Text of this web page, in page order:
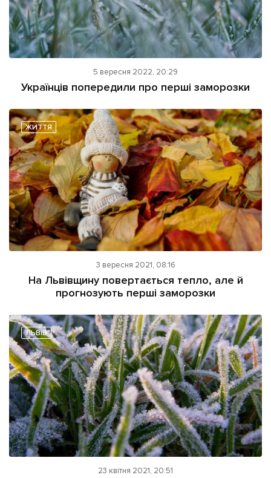
5 вересня 2022, 20:29
Українців попередили про перші заморозки
ЖИТТЯ
3 вересня 2021, 08:16
На Львівщину повертається тепло, але й
прогнозують перші заморозки
ЛЬВІВ
23 квітня 2021, 20:51